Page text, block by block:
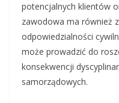
potencjalnych klientów
zawodowa ma również
odpowiedzialności
może prowadzić do
konsekwencji
samorządowych.